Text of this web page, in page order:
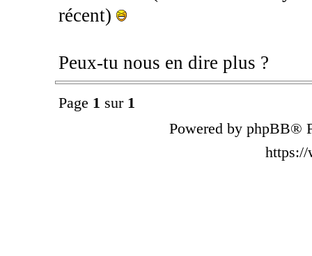
récent)
Peux-tu nous en dire plus ?
Page 1 sur 1
Powered by phpBB®
https://